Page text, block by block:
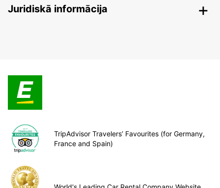
Juridiskā informācija
TripAdvisor Travelers’ Favourites (for Germany,
France and Spain)